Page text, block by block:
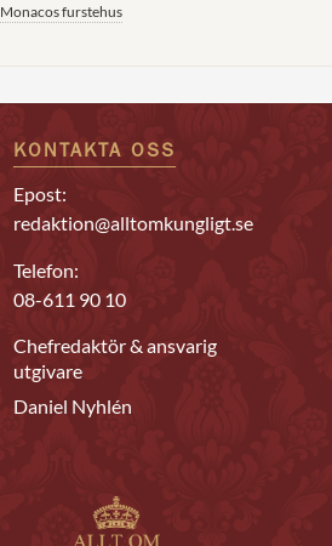
Monacos furstehus
KONTAKTA OSS
Epost:
redaktion@alltomkungligt.se
Telefon:
08-611 90 10
Chefredaktör & ansvarig
utgivare
Daniel Nyhlén